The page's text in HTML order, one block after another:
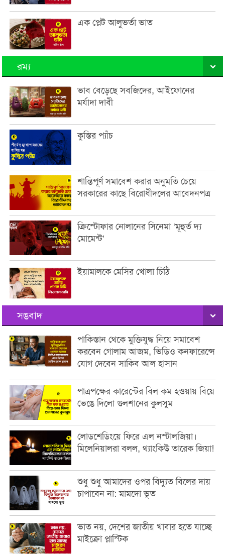
এক প্লেট আলুভর্তা ভাত
রম্য
ভাব বেড়েছে সবজিদের, আইফোনের
মর্যাদা দাবী
কুস্তির প্যাঁচ
শান্তিপূর্ণ সমাবেশ করার অনুমতি চেয়ে
সরকারের কাছে বিরোধীদলের আবেদনপত্র
ক্রিস্টোফার নোলানের সিনেমা ‘মূহুর্ত দ্য
মোমেন্ট’
ইয়ামালকে মেসির খোলা চিঠি
সঙবাদ
পাকিস্তান থেকে মুক্তিযুদ্ধ নিয়ে সমাবেশ
করবেন গোলাম আজম, ভিডিও কনফারেন্সে
যোগ দেবেন সাকিব আল হাসান
পাত্রপক্ষের কারেন্টের বিল কম হওয়ায় বিয়ে
ভেঙে দিলো গুলশানের কুলসুম
লোডশেডিংয়ে ফিরে এল নস্টালজিয়া।
মিলেনিয়ালরা বলল, থ্যাংকিউ তারেক জিয়া!
শুধু শুধু আমাদের ওপর বিদ্যুত বিলের দায়
চাপাবেন না: মামদো ভূত
ভাত নয়, দেশের জাতীয় খাবার হতে যাচ্ছে
মাইক্রো প্লাস্টিক